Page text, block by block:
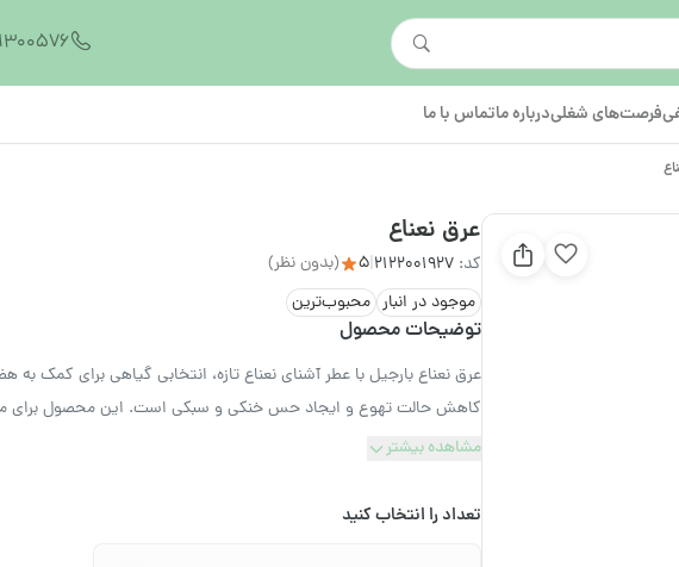
فرصت‌های شغلیدرباره ماتماس با ما
عرق نعناع
کد: 2122001927
|
5
(بدون نظر)
موجود در انبار محبوب‌ترین
توضیحات محصول
عرق نعناع بارجیل با عطر آشنای نعناع تازه، انتخابی گیاهی برای کمک
کاهش حالت تهوع و ایجاد حس خنکی و سبکی است. این محصول برای
مشاهده بیشتر
تعداد را انتخاب کنید